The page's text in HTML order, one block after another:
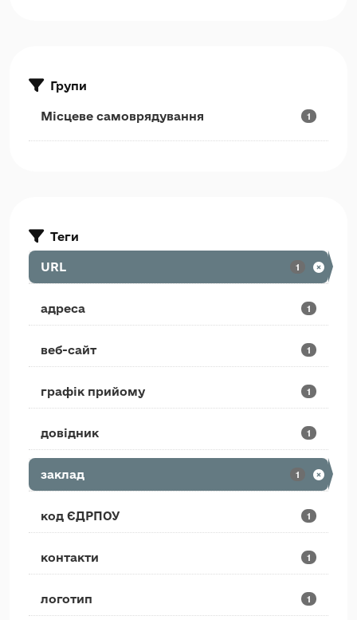
Групи
Місцеве самоврядування 1
Теги
URL 1
адреса 1
веб-сайт 1
графік прийому 1
довідник 1
заклад 1
код ЄДРПОУ 1
контакти 1
логотип 1